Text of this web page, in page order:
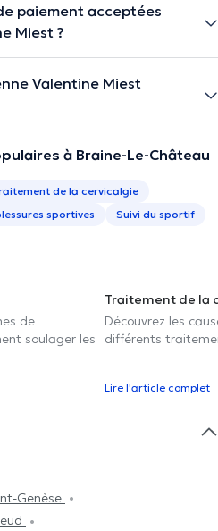
paiement acceptées
Miest ?
Valentine Miest
à Braine-Le-Château
de la cervicalgie
sportives Suivi du sportif
de
soulager les
Traitement de la
Découvrez les
différents
Lire l'article complet
Genèse